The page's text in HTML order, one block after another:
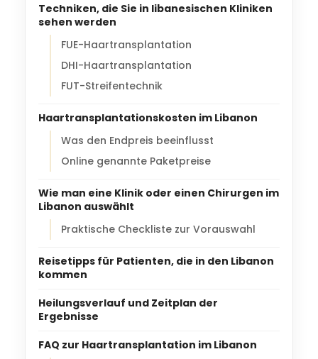
Techniken, die Sie in libanesischen Kliniken
sehen werden
FUE-Haartransplantation
DHI-Haartransplantation
FUT-Streifentechnik
Haartransplantationskosten im Libanon
Was den Endpreis beeinflusst
Online genannte Paketpreise
Wie man eine Klinik oder einen Chirurgen im
Libanon auswählt
Praktische Checkliste zur Vorauswahl
Reisetipps für Patienten, die in den Libanon
kommen
Heilungsverlauf und Zeitplan der
Ergebnisse
FAQ zur Haartransplantation im Libanon